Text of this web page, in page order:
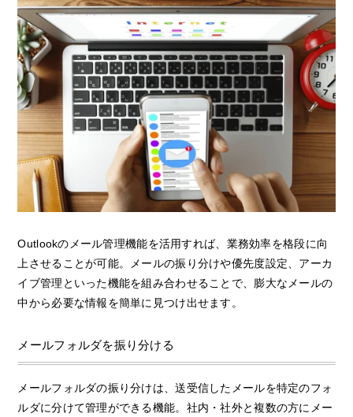
Outlookのメール管理機能を活用すれば、業務効率を格段に向
上させることが可能。メールの振り分けや優先度設定、アーカ
イブ管理といった機能を組み合わせることで、膨大なメールの
中から必要な情報を簡単に見つけ出せます。
メールフォルダを振り分ける
メールフォルダの振り分けは、送受信したメールを特定のフォ
ルダに分けて管理ができる機能。社内・社外と複数の方にメー